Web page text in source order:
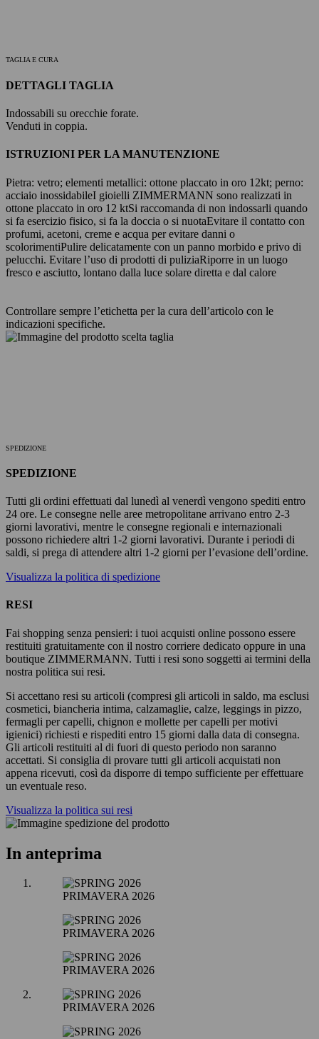
TAGLIA E CURA
DETTAGLI TAGLIA
Indossabili su orecchie forate.
Venduti in coppia.
ISTRUZIONI PER LA MANUTENZIONE
Pietra: vetro; elementi metallici: ottone placcato in oro 12kt; perno:
acciaio inossidabileI gioielli ZIMMERMANN sono realizzati in
ottone placcato in oro 12 ktSi raccomanda di non indossarli quando
si fa esercizio fisico, si fa la doccia o si nuotaEvitare il contatto con
profumi, acetoni, creme e acqua per evitare danni o
scolorimentiPulire delicatamente con un panno morbido e privo di
pelucchi. Evitare l’uso di prodotti di puliziaRiporre in un luogo
fresco e asciutto, lontano dalla luce solare diretta e dal calore
Controllare sempre l’etichetta per la cura dell’articolo con le
indicazioni specifiche.
SPEDIZIONE
SPEDIZIONE
Tutti gli ordini effettuati dal lunedì al venerdì vengono spediti entro
24 ore. Le consegne nelle aree metropolitane arrivano entro 2-3
giorni lavorativi, mentre le consegne regionali e internazionali
possono richiedere altri 1-2 giorni lavorativi. Durante i periodi di
saldi, si prega di attendere altri 1-2 giorni per l’evasione dell’ordine.
Visualizza la politica di spedizione
RESI
Fai shopping senza pensieri: i tuoi acquisti online possono essere
restituiti gratuitamente con il nostro corriere dedicato oppure in una
boutique ZIMMERMANN. Tutti i resi sono soggetti ai termini della
nostra politica sui resi.
Si accettano resi su articoli (compresi gli articoli in saldo, ma esclusi
cosmetici, biancheria intima, calzamaglie, calze, leggings in pizzo,
fermagli per capelli, chignon e mollette per capelli per motivi
igienici) richiesti e rispediti entro 15 giorni dalla data di consegna.
Gli articoli restituiti al di fuori di questo periodo non saranno
accettati. Si consiglia di provare tutti gli articoli acquistati non
appena ricevuti, così da disporre di tempo sufficiente per effettuare
un eventuale reso.
Visualizza la politica sui resi
In anteprima
PRIMAVERA 2026
PRIMAVERA 2026
PRIMAVERA 2026
PRIMAVERA 2026